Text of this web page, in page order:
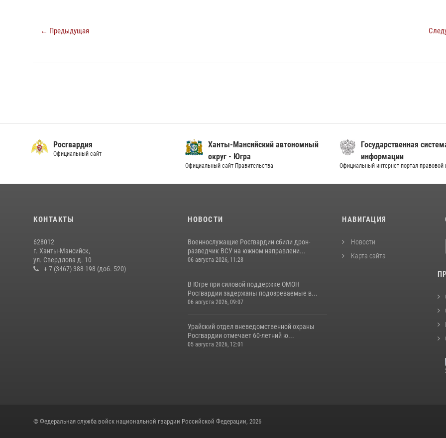
← Предыдущая
Росгвардия
Официальный сайт
Ханты-Мансийский автономный
округ - Югра
Официальный сайт Правительства
Государственная
информации
Официальный интернет-портал
КОНТАКТЫ
628012
г. Ханты-Мансийск,
ул. Свердлова д. 10
+ 7 (3467) 388-198 (доб. 520)
НОВОСТИ
Военнослужащие Росгвардии сбили дрон-
разведчик ВСУ на южном направлени...
06 августа 2026, 11:28
В Югре при силовой поддержке ОМОН
Росгвардии задержаны подозреваемые в...
06 августа 2026, 09:07
Урайский отдел вневедомственной охраны
Росгвардии отмечает 60-летний ю...
05 августа 2026, 12:01
НАВИГАЦИЯ
Новости
Карта сайта
© Федеральная служба войск национальной гвардии Российской Федерации, 2026